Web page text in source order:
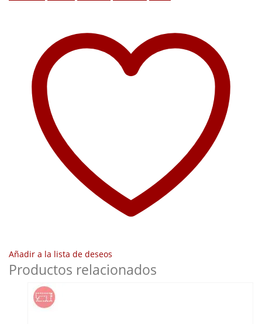
Añadir a la lista de deseos
Productos relacionados